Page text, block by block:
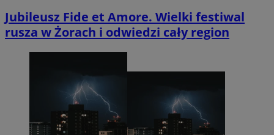
Jubileusz Fide et Amore. Wielki festiwal
rusza w Żorach i odwiedzi cały region